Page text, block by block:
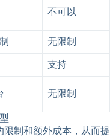
不可以
无限制
支持
无限制
制和额外成本，从而提